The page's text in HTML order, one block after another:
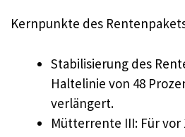
Kernpunkte des
Stabilisierung des
Haltelinie von 48
verlängert.
Mütterrente III: Für vor